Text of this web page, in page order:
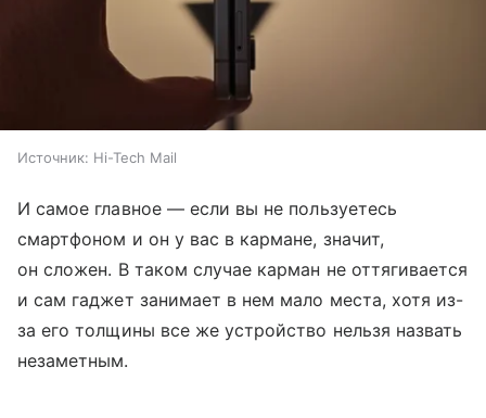
Источник: Hi-Tech Mail
И самое главное — если вы не пользуетесь
смартфоном и он у вас в кармане, значит,
он сложен. В таком случае карман не оттягивается
и сам гаджет занимает в нем мало места, хотя из-
за его толщины все же устройство нельзя назвать
незаметным.